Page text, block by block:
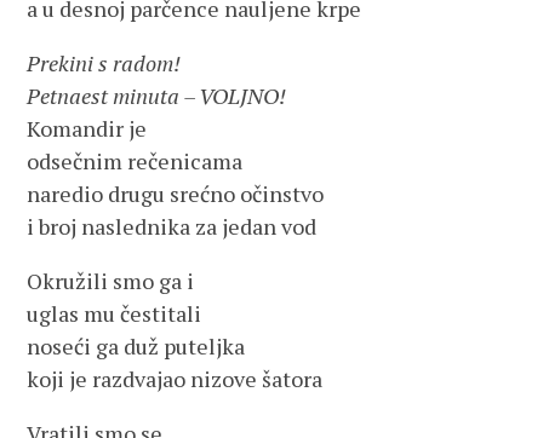
a u desnoj parčence nauljene krpe
Prekini s radom!
Petnaest minuta – VOLJNO!
Komandir je
odsečnim rečenicama
naredio drugu srećno očinstvo
i broj naslednika za jedan vod
Okružili smo ga i
uglas mu čestitali
noseći ga duž puteljka
koji je razdvajao nizove šatora